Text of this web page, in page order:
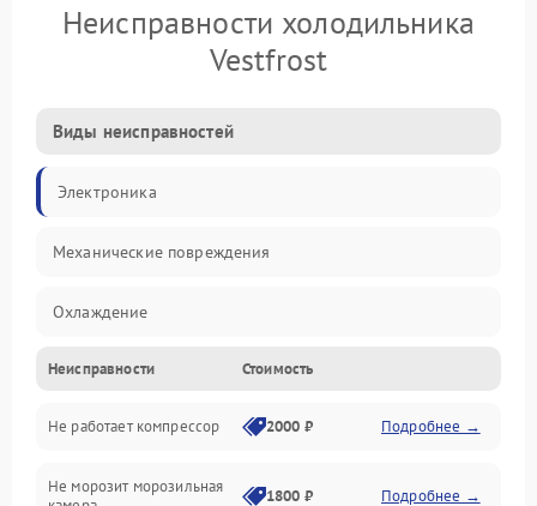
Неисправности холодильника
Vestfrost
Виды неисправностей
Электроника
Механические повреждения
Охлаждение
Механика
Электропитание
Дренаж
Неисправности Стоимость
Не работает компрессор 2000 ₽ Подробнее →
Не морозит морозильная
1800 ₽ Подробнее →